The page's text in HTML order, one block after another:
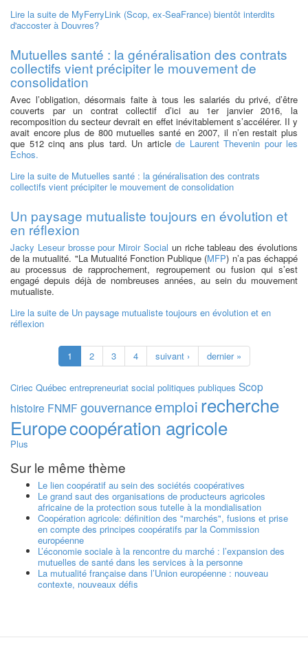
Lire la suite de MyFerryLink (Scop, ex-SeaFrance) bientôt interdits
d'accoster à Douvres?
Mutuelles santé : la généralisation des contrats
collectifs vient précipiter le mouvement de
consolidation
Avec l’obligation, désormais faite à tous les salariés du privé, d’être
couverts par un contrat collectif d’ici au 1er janvier 2016, la
recomposition du secteur devrait en effet inévitablement s’accélérer. II y
avait encore plus de 800 mutuelles santé en 2007, il n’en restait plus
que 512 cinq ans plus tard. Un article de Laurent Thevenin pour les
Echos.
Lire la suite de Mutuelles santé : la généralisation des contrats
collectifs vient précipiter le mouvement de consolidation
Un paysage mutualiste toujours en évolution et
en réflexion
Jacky Leseur brosse pour Miroir Social un riche tableau des évolutions
de la mutualité. "La Mutualité Fonction Publique (MFP) n’a pas échappé
au processus de rapprochement, regroupement ou fusion qui s’est
engagé depuis déjà de nombreuses années, au sein du mouvement
mutualiste.
Lire la suite de Un paysage mutualiste toujours en évolution et en
réflexion
1 2 3 4 suivant › dernier »
Ciriec Québec entrepreneuriat social politiques publiques Scop
histoire FNMF gouvernanceemploi recherche
Europecoopération agricole
Plus
Sur le même thème
Le lien coopératif au sein des sociétés coopératives
Le grand saut des organisations de producteurs agricoles
africaine de la protection sous tutelle à la mondialisation
Coopération agricole: définition des "marchés", fusions et prise
en compte des principes coopératifs par la Commission
européenne
L’économie sociale à la rencontre du marché : l’expansion des
mutuelles de santé dans les services à la personne
La mutualité française dans l’Union européenne : nouveau
contexte, nouveaux défis